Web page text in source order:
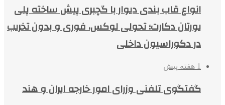
انواع قاب بندی دیوار با گچبری پیش ساخته پلی
یورتان دکارت؛ تحولی لوکس، فوری و بدون تخریب
در دکوراسیون داخلی
1 هفته پیش
گفتگوی تلفنی وزرای امور خارجه ایران و هند